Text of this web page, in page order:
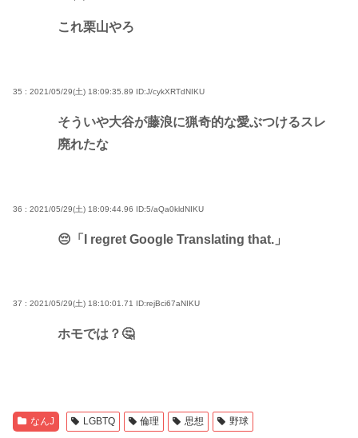
これ栗山やろ
35 : 2021/05/29(土) 18:09:35.89 ID:J/cykXRTdNIKU
そういや大谷が藤浪に猟奇的な愛ぶつけるスレ
廃れたな
36 : 2021/05/29(土) 18:09:44.96 ID:5/aQa0kldNIKU
😔「I regret Google Translating that.」
37 : 2021/05/29(土) 18:10:01.71 ID:rejBci67aNIKU
ホモでは？🤔
なんJ LGBTQ 倫理 思想 野球